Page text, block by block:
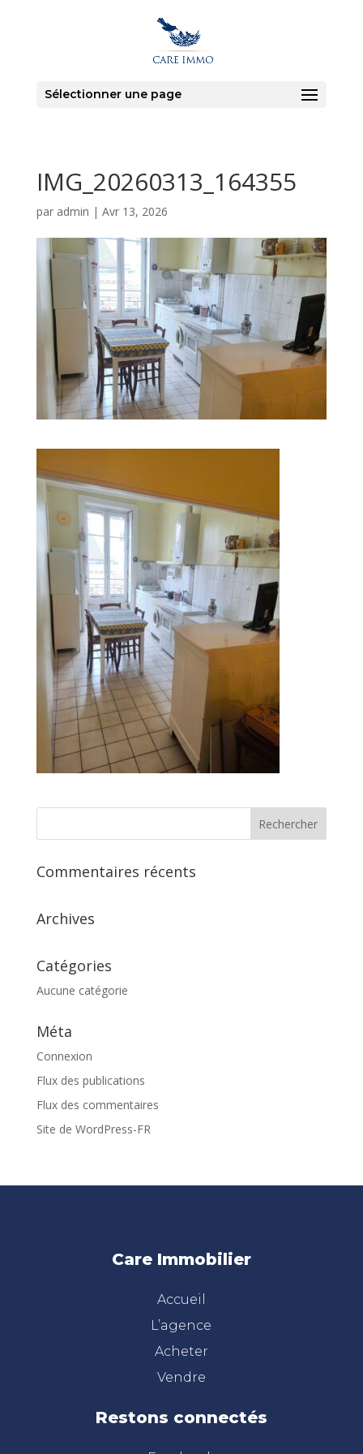
Sélectionner une page
IMG_20260313_164355
par admin | Avr 13, 2026
Commentaires récents
Archives
Catégories
Aucune catégorie
Méta
Connexion
Flux des publications
Flux des commentaires
Site de WordPress-FR
Care Immobilier
Accueil
L’agence
Acheter
Vendre
Restons connectés